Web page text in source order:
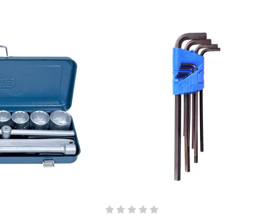
Novo
Cliente?
Cadastre-se
Cadastrar